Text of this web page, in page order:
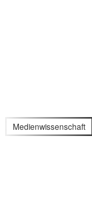
Medienwissenschaft